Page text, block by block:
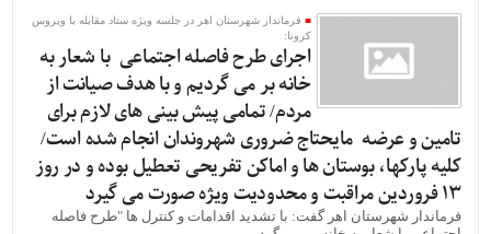
فرماندار شهرستان اهر در جلسه ویژه ستاد مقابله با ویروس
کرونا:
اجرای طرح فاصله اجتماعی با شعار به
خانه بر می گردیم و با هدف صیانت از
مردم/ تمامی پیش بینی های لازم برای
تامین و عرضه مایحتاج ضروری شهروندان انجام شده است/
کلیه پارکها، بوستان ها و اماکن تفریحی تعطیل بوده و در روز
۱۳ فروردین مراقبت و محدودیت ویژه صورت می گیرد
فرماندار شهرستان اهر گفت: با تشدید اقدامات و کنترل ها "طرح فاصله